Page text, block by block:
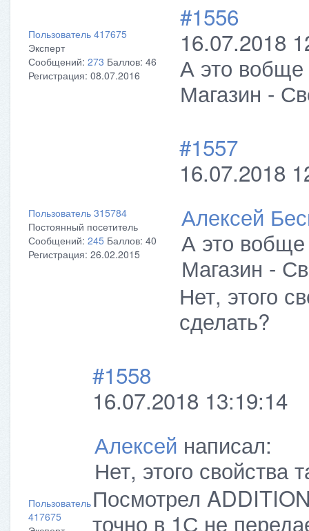
Пользователь 417675
Эксперт
Сообщений: 273 Баллов: 46
Регистрация: 08.07.2016
#1556
16.07.2018
А это вобще
Магазин -
Пользователь 315784
Постоянный посетитель
Сообщений: 245 Баллов: 40
Регистрация: 26.02.2015
#1557
16.07.2018
Алексей
А это вобще
Магазин -
Нет, этого
сделать?
Пользователь
417675
#1558
16.07.2018 13:19:14
Алексей написал:
Нет, этого свойства
Посмотрел
точно в 1С не